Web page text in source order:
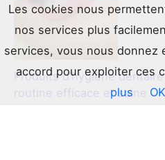
Produits d’hygiène
routine efficace et saine
Les cookies nous
nos services plus
services, vous nous donnez
accord pour exploiter ces
plus
OK